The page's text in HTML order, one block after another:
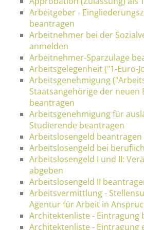
Arbeitgeber -
beantragen
Arbeitnehmer bei der
anmelden
Arbeitnehmer-Sparzulage
Arbeitsgelegenheit ("1-Euro-
Arbeitsgenehmigung
Staatsangehörige der neuen
beantragen
Arbeitsgenehmigung für
Studierende beantragen
Arbeitslosengeld beantragen
Arbeitslosengeld bei
Arbeitslosengeld I und II:
abgeben
Arbeitslosengeld II
Arbeitsvermittlung -
Agentur für Arbeit in
Architektenliste - Eintragung
Architektenliste - Eintragung